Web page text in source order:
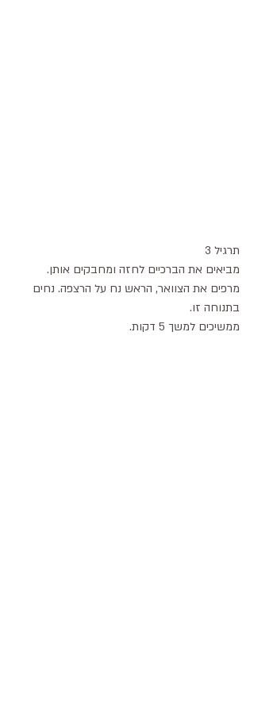
תרגיל 3
מביאים את הברכיים לחזה ומחבקים אותן.
מרפים את הצוואר, הראש נח על הרצפה. נחים
בתנוחה זו.
ממשיכים למשך 5 דקות.